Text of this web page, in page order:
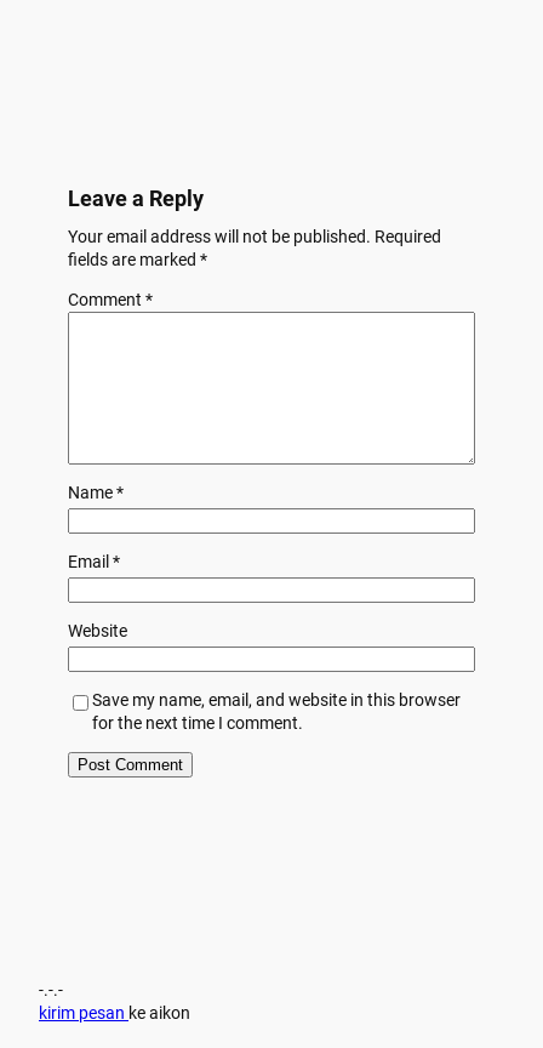
Leave a Reply
Your email address will not be published. Required
fields are marked *
Comment *
Name*
Email *
Website
Save my name, email, and website in this browser
for the next time I comment.
-.-.-
kirim pesan ke aikon